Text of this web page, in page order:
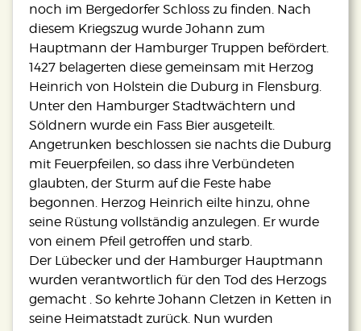
noch im Bergedorfer Schloss zu finden. Nach
diesem Kriegszug wurde Johann zum
Hauptmann der Hamburger Truppen befördert.
1427 belagerten diese gemeinsam mit Herzog
Heinrich von Holstein die Duburg in Flensburg.
Unter den Hamburger Stadtwächtern und
Söldnern wurde ein Fass Bier ausgeteilt.
Angetrunken beschlossen sie nachts die Duburg
mit Feuerpfeilen, so dass ihre Verbündeten
glaubten, der Sturm auf die Feste habe
begonnen. Herzog Heinrich eilte hinzu, ohne
seine Rüstung vollständig anzulegen. Er wurde
von einem Pfeil getroffen und starb.
Der Lübecker und der Hamburger Hauptmann
wurden verantwortlich für den Tod des Herzogs
gemacht . So kehrte Johann Cletzen in Ketten in
seine Heimatstadt zurück. Nun wurden